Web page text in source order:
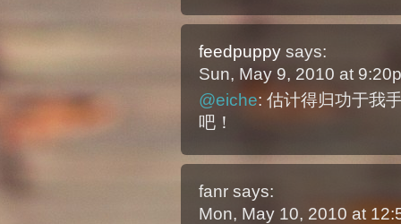
feedpuppy says:
Sun, May 9, 2010 at
@eiche: 估计得归功于我
吧！
fanr says:
Mon, May 10, 2010 at